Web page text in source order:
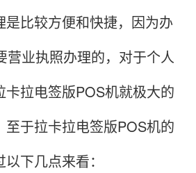
是比较方便和快捷，因为办
营业执照办理的，对于个人
卡拉电签版POS机就极大的
至于拉卡拉电签版POS机的
下几点来看：